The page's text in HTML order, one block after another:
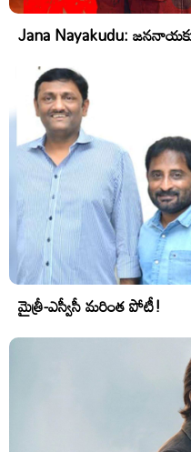
Jana Nayakudu:
మైత్రీ-ఎస్వీసీ మరింత పోటీ!